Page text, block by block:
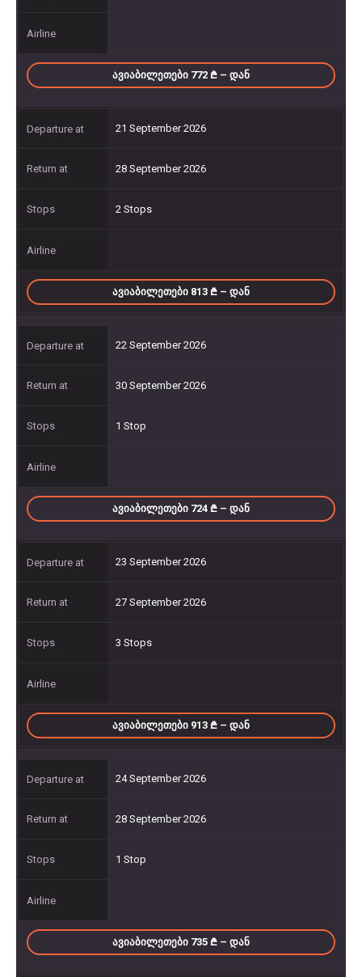
ᲐᲕᲘᲐᲑᲘᲚᲔᲗᲔᲑᲘ 772 – ᲓᲐᲜ
21 September 2026
28 September 2026
2 Stops
ᲐᲕᲘᲐᲑᲘᲚᲔᲗᲔᲑᲘ 813 – ᲓᲐᲜ
22 September 2026
30 September 2026
1 Stop
ᲐᲕᲘᲐᲑᲘᲚᲔᲗᲔᲑᲘ 724 – ᲓᲐᲜ
23 September 2026
27 September 2026
3 Stops
ᲐᲕᲘᲐᲑᲘᲚᲔᲗᲔᲑᲘ 913 – ᲓᲐᲜ
24 September 2026
28 September 2026
1 Stop
ᲐᲕᲘᲐᲑᲘᲚᲔᲗᲔᲑᲘ 735 – ᲓᲐᲜ